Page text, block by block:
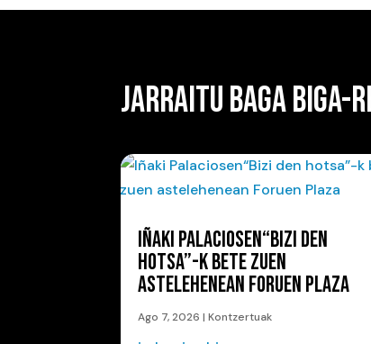
JARRAITU BAGA BIGA-
IÑAKI PALACIOSEN“BIZI DEN
HOTSA”-K BETE ZUEN
ASTELEHENEAN FORUEN PLAZA
Ago 7, 2026 |Kontzertuak